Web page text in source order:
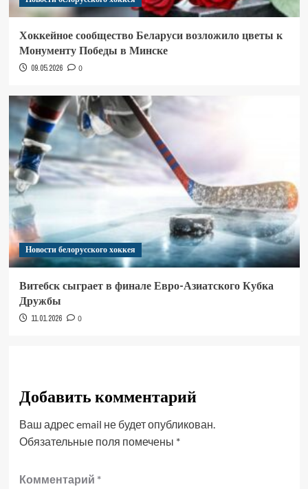
Хоккейное сообщество Беларуси возложило цветы к
Монументу Победы в Минске
09.05.2026 0
Новости белорусского хоккея
Витебск сыграет в финале Евро-Азиатского Кубка
Дружбы
11.01.2026 0
Добавить комментарий
Ваш адрес email не будет опубликован.
Обязательные поля помечены *
Комментарий *